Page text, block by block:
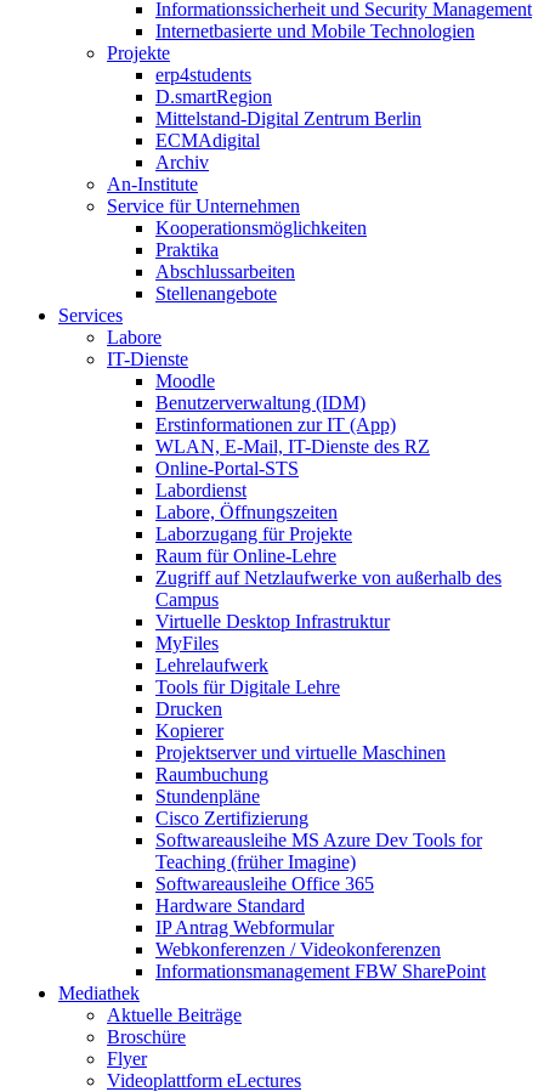
Informationssicherheit und Security Management
Internetbasierte und Mobile Technologien
Projekte
erp4students
D.smartRegion
Mittelstand-Digital Zentrum Berlin
ECMAdigital
Archiv
An-Institute
Service für Unternehmen
Kooperationsmöglichkeiten
Praktika
Abschlussarbeiten
Stellenangebote
Services
Labore
IT-Dienste
Moodle
Benutzerverwaltung (IDM)
Erstinformationen zur IT (App)
WLAN, E-Mail, IT-Dienste des RZ
Online-Portal-STS
Labordienst
Labore, Öffnungszeiten
Laborzugang für Projekte
Raum für Online-Lehre
Zugriff auf Netzlaufwerke von außerhalb des
Campus
Virtuelle Desktop Infrastruktur
MyFiles
Lehrelaufwerk
Tools für Digitale Lehre
Drucken
Kopierer
Projektserver und virtuelle Maschinen
Raumbuchung
Stundenpläne
Cisco Zertifizierung
Softwareausleihe MS Azure Dev Tools for
Teaching (früher Imagine)
Softwareausleihe Office 365
Hardware Standard
IP Antrag Webformular
Webkonferenzen / Videokonferenzen
Informationsmanagement FBW SharePoint
Mediathek
Aktuelle Beiträge
Broschüre
Flyer
Videoplattform eLectures